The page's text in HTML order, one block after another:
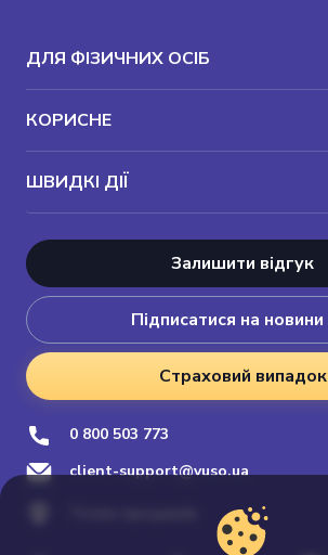
ДЛЯ ФІЗИЧНИХ ОСІБ
КОРИСНЕ
ШВИДКІ ДІЇ
Залишити відгук
Підписатися на новини
Страховий випадок
0 800 503 773
client-support@vuso.ua